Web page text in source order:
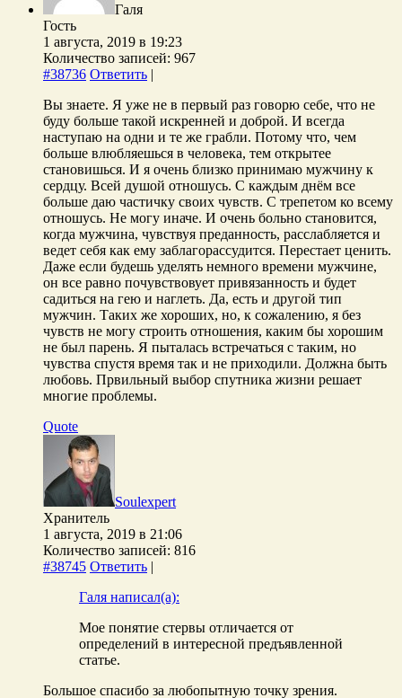
Галя
Гость
1 августа, 2019 в 19:23
Количество записей: 967
#38736 Ответить |
Вы знаете. Я уже не в первый раз говорю себе, что не
буду больше такой искренней и доброй. И всегда
наступаю на одни и те же грабли. Потому что, чем
больше влюбляешься в человека, тем открытее
становишься. И я очень близко принимаю мужчину к
сердцу. Всей душой отношусь. С каждым днём все
больше даю частичку своих чувств. С трепетом ко всему
отношусь. Не могу иначе. И очень больно становится,
когда мужчина, чувствуя преданность, расслабляется и
ведет себя как ему заблагорассудится. Перестает ценить.
Даже если будешь уделять немного времени мужчине,
он все равно почувствовует привязанность и будет
садиться на гею и наглеть. Да, есть и другой тип
мужчин. Таких же хороших, но, к сожалению, я без
чувств не могу строить отношения, каким бы хорошим
не был парень. Я пыталась встречаться с таким, но
чувства спустя время так и не приходили. Должна быть
любовь. Првильный выбор спутника жизни решает
многие проблемы.
Quote
Soulexpert
Хранитель
1 августа, 2019 в 21:06
Количество записей: 816
#38745 Ответить |
Галя написал(а):
Мое понятие стервы отличается от
определений в интересной предъявленной
статье.
Большое спасибо за любопытную точку зрения.